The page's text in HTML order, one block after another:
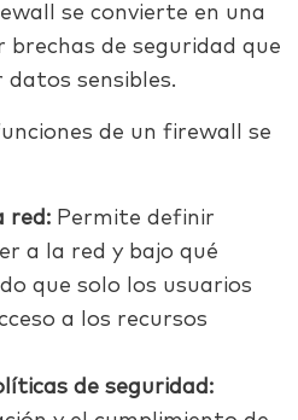
se convierte en una
brechas de seguridad que
sensibles.
de un firewall se
red: Permite definir
a la red y bajo qué
que solo los usuarios
a los recursos
de seguridad: